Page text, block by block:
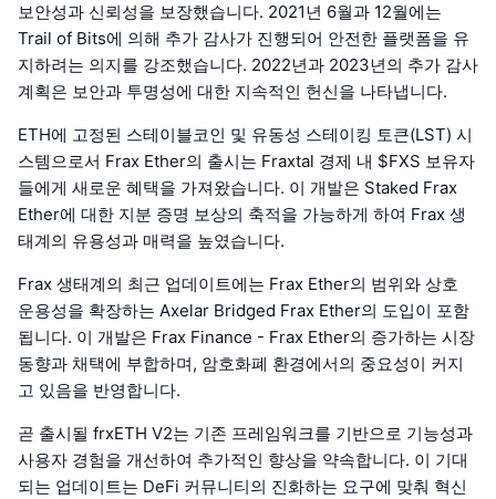
보안성과 신뢰성을 보장했습니다. 2021년 6월과 12월에는
Trail of Bits에 의해 추가 감사가 진행되어 안전한 플랫폼을 유
지하려는 의지를 강조했습니다. 2022년과 2023년의 추가 감사
계획은 보안과 투명성에 대한 지속적인 헌신을 나타냅니다.
ETH에 고정된 스테이블코인 및 유동성 스테이킹 토큰(LST) 시
스템으로서 Frax Ether의 출시는 Fraxtal 경제 내 $FXS 보유자
들에게 새로운 혜택을 가져왔습니다. 이 개발은 Staked Frax
Ether에 대한 지분 증명 보상의 축적을 가능하게 하여 Frax 생
태계의 유용성과 매력을 높였습니다.
Frax 생태계의 최근 업데이트에는 Frax Ether의 범위와 상호
운용성을 확장하는 Axelar Bridged Frax Ether의 도입이 포함
됩니다. 이 개발은 Frax Finance - Frax Ether의 증가하는 시장
동향과 채택에 부합하며, 암호화폐 환경에서의 중요성이 커지
고 있음을 반영합니다.
곧 출시될 frxETH V2는 기존 프레임워크를 기반으로 기능성과
사용자 경험을 개선하여 추가적인 향상을 약속합니다. 이 기대
되는 업데이트는 DeFi 커뮤니티의 진화하는 요구에 맞춰 혁신